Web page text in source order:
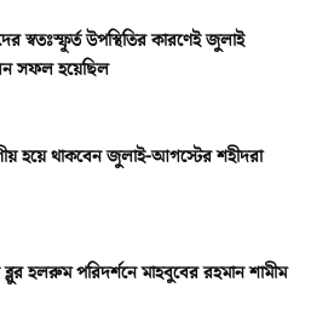
স্বতঃস্ফূর্ত উপস্থিতির কারণেই জুলাই
সফল হয়েছিল
হয়ে থাকবেন জুলাই-আগস্টের শহীদরা
হলরুম পরিদর্শনে মাহবুবের রহমান শামীম